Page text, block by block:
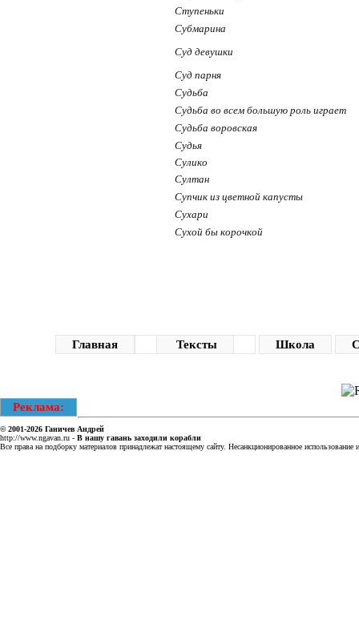
Ступеньки
Субмарина
Суд девушки
Суд парня
Судьба
Судьба во всем большую роль играет
Судьба воровская
Судья
Сулико
Султан
Супчик из цветной капусты
Сухари
Сухой бы корочкой
Главная Тексты Школа
Реклама:
© 2001-2026 Ганичев Андрей
http://www.ngavan.ru - В нашу гавань заходили корабли
Все права на подборку материалов принадлежат настоящему сайту. Несанкционированное